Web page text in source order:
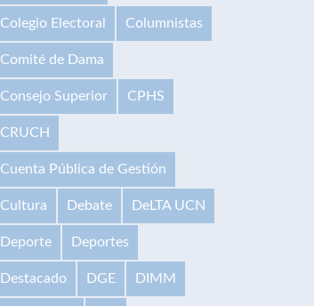
Colegio Electoral Columnistas
Comité de Dama
Consejo Superior CPHS
CRUCH
Cuenta Pública de Gestión
Cultura Debate DeLTA UCN
Deporte Deportes
Destacado DGE DIMM